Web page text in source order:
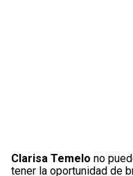
Clarisa Temelo no
tener la oportunidad de